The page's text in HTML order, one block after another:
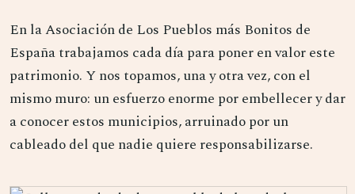
En la Asociación de Los Pueblos más Bonitos de
España trabajamos cada día para poner en valor este
patrimonio. Y nos topamos, una y otra vez, con el
mismo muro: un esfuerzo enorme por embellecer y dar
a conocer estos municipios, arruinado por un
cableado del que nadie quiere responsabilizarse.